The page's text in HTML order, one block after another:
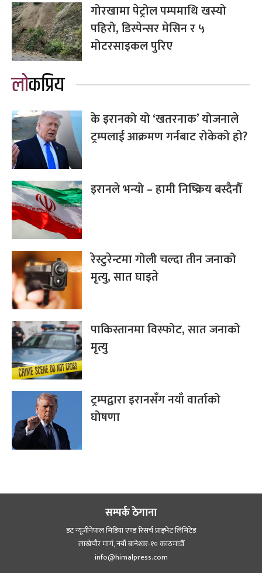
गोरखामा पेट्रोल पम्पमाथि खस्यो
पहिरो, डिस्पेन्सर मेसिन र ५
मोटरसाइकल पुरिए
लोकप्रिय
के इरानको यो ‘खतरनाक’ योजनाले
ट्रम्पलाई आक्रमण गर्नबाट रोकेको हो?
इरानले भन्यो – हामी निष्क्रिय बस्दैनौँ
रेस्टुरेन्टमा गोली चल्दा तीन जनाको
मृत्यु, सात घाइते
पाकिस्तानमा विस्फोट, सात जनाको
मृत्यु
ट्रम्पद्वारा इरानसँग नयाँ वार्ताको
घोषणा
सम्पर्क ठेगाना
डट न्यूजीनेपाल मिडिया एण्ड रिसर्च प्राइभेट लिमिटेड
लाखेचौर मार्ग, नयाँ बानेश्‍वर-१० काठमाडौँ
info@himalpress.com